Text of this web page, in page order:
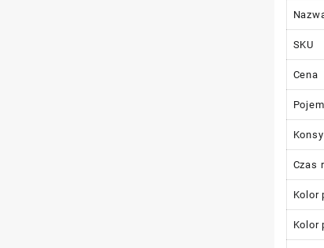
SKU
Cena
Czas
Kolor
Kolor